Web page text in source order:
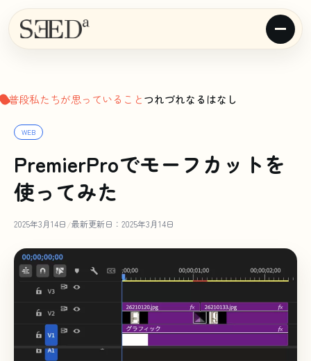
普段私たちが思っていることつれづれなるはなし
WEB
PremierProでモーフカットを
使ってみた
2025年3月14日/最新更新日：2025年3月14日